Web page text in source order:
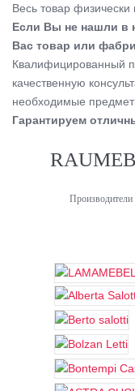
Весь товар физически
Если Вы не нашли в
Вас товар или
Квалифицированный
качественную
необходимые
Гарантируем
Производители